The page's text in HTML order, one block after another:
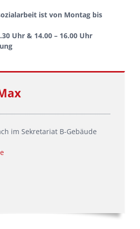
ist von Montag bis
Uhr & 14.00 – 16.00 Uhr
im Sekretariat B-Gebäude